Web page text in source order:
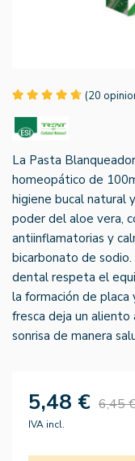
(20
La Pasta
homeopático de
higiene bucal natural
poder del aloe vera,
antiinflamatorias y
bicarbonato de
dental respeta el
la formación de placa
fresca deja un aliento
sonrisa de manera
5,48 € 6,45 €
IVA incl.